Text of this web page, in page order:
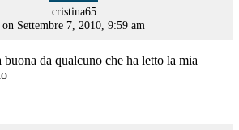
cristina65says:
on Settembre 7, 2010, 9:59 am
da qualcuno che ha letto la mia